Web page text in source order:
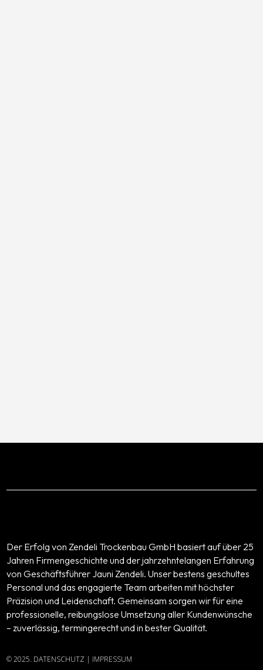
Der Erfolg von Zendeli Trockenbau GmbH basiert auf über 25
Jahren Firmengeschichte und der jahrzehntelangen Erfahrung
von Geschäftsführer Jauni Zendeli. Unser bestens geschultes
Personal und das engagierte Team arbeiten mit höchster
Präzision und Leidenschaft. Gemeinsam sorgen wir für eine
professionelle, reibungslose Umsetzung aller Kundenwünsche
– zuverlässig, termingerecht und in bester Qualität.
© 2025. DATENSCHUTZ | IMPRESSUM